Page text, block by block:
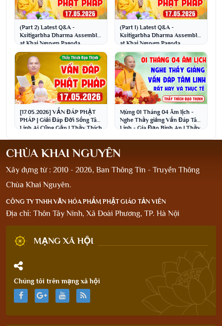
(Part 2) Latest Q&A -
Ksitigarbha Dharma Assembly
at Khai Nguyen Pagoda
05/17/2026 | Venerable Th...
(Part 1) Latest Q&A -
Ksitigarbha Dharma Assembly
at Khai Nguyen Pagoda
05/17/2026 | Venerable Th...
[17.05.2026] VẤN ĐÁP PHẬT
PHÁP | Giải Đáp Đời Sống Tâm
Linh Ai Cũng Gặp | Thầy Thích
Mùng 01 Tháng 04 Âm lịch -
Nghe Thầy giảng Vấn Đáp Tâm
Linh - Gia Đạo Bình An | Thầy
CHÙA KHAI NGUYÊN
Xây dựng từ : 2010 - 2026, Ban Thông Tin - Truyền Thông
Chùa Khai Nguyên.
CÔNG TY TNHH VĂN HÓA PHẨM PHẬT GIÁO TẢN VIÊN
Địa chỉ: Thôn Tây Ninh, Xã Đoài Phương, TP. Hà Nội
MẠNG XÃ HỘI
Chúng tôi trên mạng xã hội